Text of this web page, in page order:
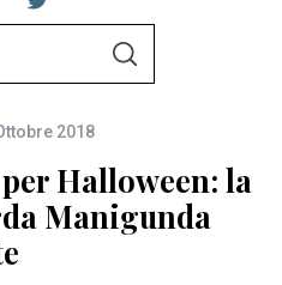
S
2018
Halloween: la
Manigunda